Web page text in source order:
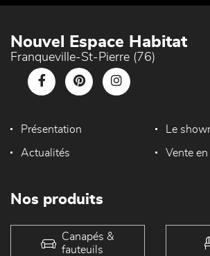
Nouvel Espace Habitat
Franqueville-St-Pierre (76)
Présentation Le
Actualités Vente
Nos produits
Canapés &
fauteuils